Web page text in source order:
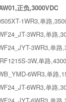
正负,3000VDC
1WR3,单路
3WR3,单路
3WR3,单路
3W,单路
6WR3,单路
6WR3,单路